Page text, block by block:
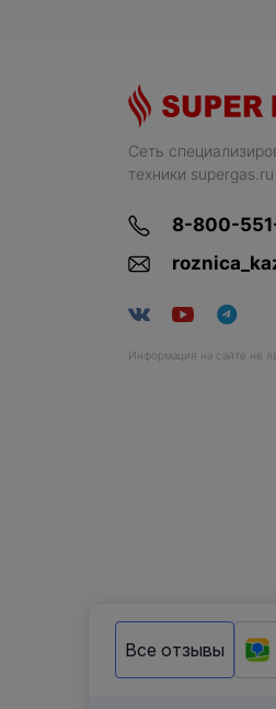
Сеть
техники supergas.ru
8-800-
Информация на сайте не